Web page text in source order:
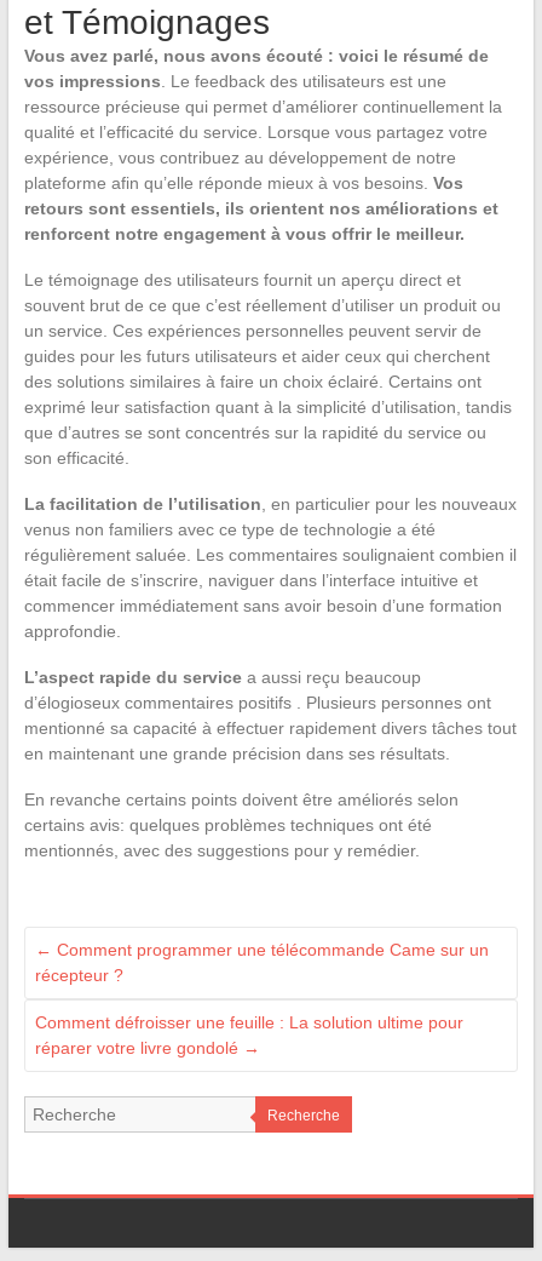
et Témoignages
Vous avez parlé, nous avons écouté : voici le résumé de
vos impressions . Le feedback des utilisateurs est une
ressource précieuse qui permet d’améliorer continuellement la
qualité et l’efficacité du service. Lorsque vous partagez votre
expérience, vous contribuez au développement de notre
plateforme afin qu’elle réponde mieux à vos besoins. Vos
retours sont essentiels, ils orientent nos améliorations et
renforcent notre engagement à vous offrir le meilleur.
Le témoignage des utilisateurs fournit un aperçu direct et
souvent brut de ce que c’est réellement d’utiliser un produit ou
un service. Ces expériences personnelles peuvent servir de
guides pour les futurs utilisateurs et aider ceux qui cherchent
des solutions similaires à faire un choix éclairé. Certains ont
exprimé leur satisfaction quant à la simplicité d’utilisation, tandis
que d’autres se sont concentrés sur la rapidité du service ou
son efficacité.
La facilitation de l’utilisation , en particulier pour les nouveaux
venus non familiers avec ce type de technologie a été
régulièrement saluée. Les commentaires soulignaient combien il
était facile de s’inscrire, naviguer dans l’interface intuitive et
commencer immédiatement sans avoir besoin d’une formation
approfondie.
L’aspect rapide du servicea aussi reçu beaucoup
d’élogioseux commentaires positifs . Plusieurs personnes ont
mentionné sa capacité à effectuer rapidement divers tâches tout
en maintenant une grande précision dans ses résultats.
En revanche certains points doivent être améliorés selon
certains avis: quelques problèmes techniques ont été
mentionnés, avec des suggestions pour y remédier.
← Comment programmer une télécommande Came sur un
récepteur ?
Comment défroisser une feuille : La solution ultime pour
réparer votre livre gondolé →
Recherche